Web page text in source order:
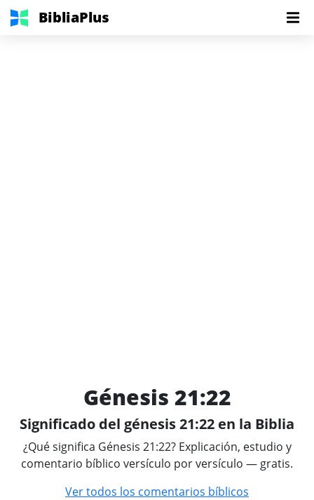
BibliaPlus
Génesis 21:22
Significado del génesis 21:22 en la Biblia
¿Qué significa Génesis 21:22? Explicación, estudio y
comentario bíblico versículo por versículo — gratis.
Ver todos los comentarios bíblicos